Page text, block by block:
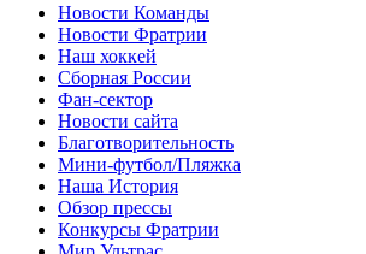
Новости Команды
Новости Фратрии
Наш хоккей
Сборная России
Фан-cектор
Новости сайта
Благотворительность
Мини-футбол/Пляжка
Наша История
Обзор прессы
Конкурсы Фратрии